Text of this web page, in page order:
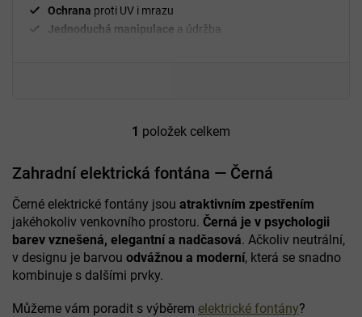
Ochrana proti UV i mrazu
Jednoduchá manipulace a údržba
O
l
á
d
a
c
í
p
k
1 položek celkem
Zahradní elektrická fontána — Černá
Černé elektrické fontány jsou atraktivním zpestřením
jakéhokoliv venkovního prostoru. Černá je v psychologii
barev vznešená, elegantní a nadčasová. Ačkoliv neutrální,
v designu je barvou odvážnou a moderní, která se snadno
kombinuje s dalšími prvky.
Můžeme vám poradit s výběrem elektrické fontány?